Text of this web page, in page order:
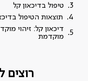
טיפול בדיכאון קל
תוצאות הטיפול
דיכאון קל: זיהוי
מוקדמת
רוצים